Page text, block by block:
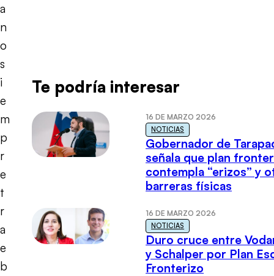
a
n
o
s
i
e
m
p
r
e
t
r
a
e
b
Te podría interesar
16 DE MARZO 2026
NOTICIAS
Gobernador de
señala que plan
contempla “erizos” y
barreras físicas
16 DE MARZO 2026
NOTICIAS
Duro cruce entre
y Schalper por Plan
Fronterizo